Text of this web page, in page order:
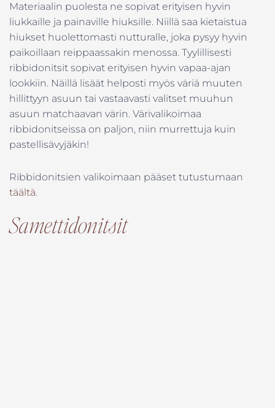
Materiaalin puolesta ne sopivat erityisen hyvin
liukkaille ja painaville hiuksille. Niillä saa kietaistua
hiukset huolettomasti nutturalle, joka pysyy hyvin
paikoillaan reippaassakin menossa. Tyylillisesti
ribbidonitsit sopivat erityisen hyvin vapaa-ajan
lookkiin. Näillä lisäät helposti myös väriä muuten
hillittyyn asuun tai vastaavasti valitset muuhun
asuun matchaavan värin. Värivalikoimaa
ribbidonitseissa on paljon, niin murrettuja kuin
pastellisävyjäkin!
Ribbidonitsien valikoimaan pääset tutustumaan
täältä.
Samettidonitsit